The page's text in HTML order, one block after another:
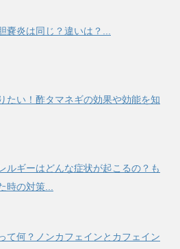
嚢炎は同じ？違いは？...
たい！酢タマネギの効果や効能を知
ルギーはどんな症状が起こるの？も
時の対策...
て何？ノンカフェインとカフェイン